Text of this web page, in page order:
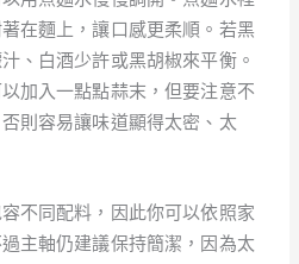
在麵上，讓口感更柔順。若黑
、白酒少許或黑胡椒來平衡。
加入一點點蒜末，但要注意不
則容易讓味道顯得太密、太
不同配料，因此你可以依照家
主軸仍建議保持簡潔，因為太